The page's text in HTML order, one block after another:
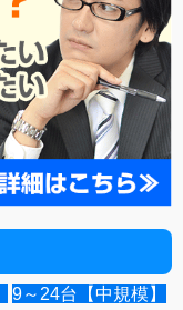
9～24台【中規模】